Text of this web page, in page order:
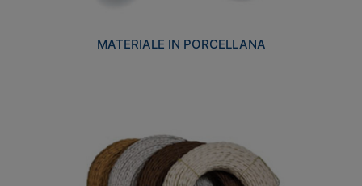
MATERIALE IN PORCELLANA